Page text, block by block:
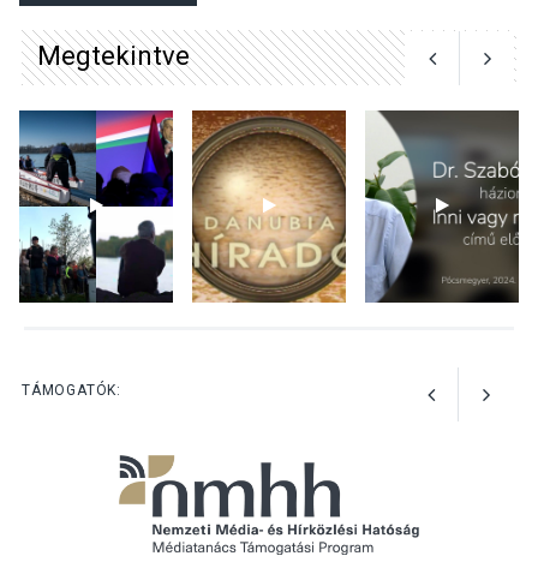
Mi a pszichológia, és miért
van rá szükségünk? –
Beszélgetés a Kacsakő
Irodalmi Színpadon
KULTÚRA 2026 AUG 06
Megtekintve
TÁMOGATÓK: